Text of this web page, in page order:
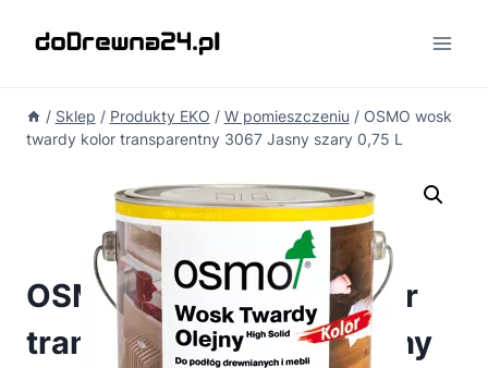
/ Sklep / Produkty EKO / W pomieszczeniu / OSMO wosk
twardy kolor transparentny 3067 Jasny szary 0,75 L
OSMO wosk twardy kolor
transparentny 3067 Jasny